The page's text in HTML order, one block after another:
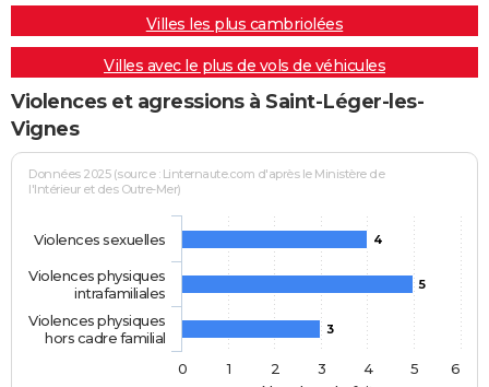
Villes les plus cambriolées
Villes avec le plus de vols de véhicules
Violences et agressions à Saint-Léger-les-
Vignes
Données 2025 (source : Linternaute.com d'après le Ministère de
l'Intérieur et des Outre-Mer)
4
5
3
Violences sexuelles
Violences physiques
intrafamiliales
Violences physiques
hors cadre familial
0
1 2 3 4 5 6